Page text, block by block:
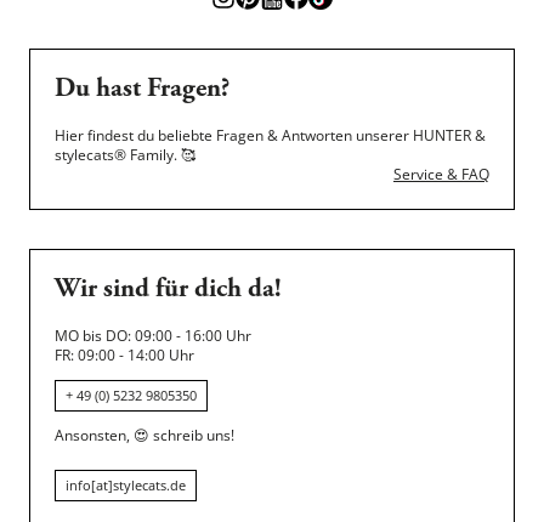
Du hast Fragen?
Hier findest du beliebte Fragen & Antworten unserer HUNTER &
stylecats® Family.🥰
Service & FAQ
Wir sind für dich da!
MO bis DO: 09:00 - 16:00 Uhr
FR: 09:00 - 14:00 Uhr
+ 49 (0) 5232 9805350
Ansonsten, 😍 schreib uns!
info[at]stylecats.de